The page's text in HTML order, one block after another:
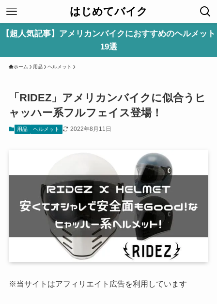
はじめてバイク
【超人気記事】アメリカンバイクにおすすめのヘルメット
19選
ホーム 用品 ヘルメット
「RIDEZ」アメリカンバイクに似合うヒ
ャッハー系フルフェイス登場！
用品 ヘルメット 2022年8月11日
※当サイトはアフィリエイト広告を利用しています